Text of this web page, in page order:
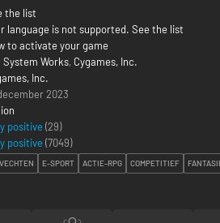
the list
language is not supported. See the list
to activate your game
System Works, Cygames, Inc.
Inc.
2023
positive (29)
positive (7049)
VECHTEN E-SPORT ACTIE-RPG COMPETITIEF